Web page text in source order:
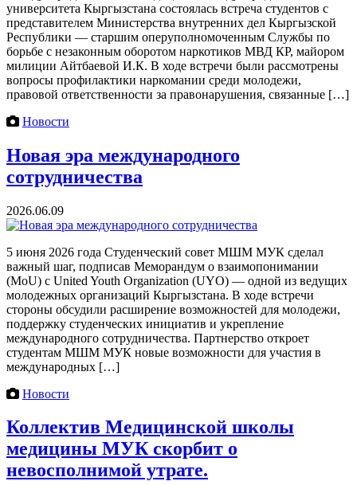
университета Кыргызстана состоялась встреча студентов с
представителем Министерства внутренних дел Кыргызской
Республики — старшим оперуполномоченным Службы по
борьбе с незаконным оборотом наркотиков МВД КР, майором
милиции Айтбаевой И.К. В ходе встречи были рассмотрены
вопросы профилактики наркомании среди молодежи,
правовой ответственности за правонарушения, связанные […]
Новости
Новая эра международного
сотрудничества
2026.06.09
5 июня 2026 года Студенческий совет МШМ МУК сделал
важный шаг, подписав Меморандум о взаимопонимании
(MoU) с United Youth Organization (UYO) — одной из ведущих
молодежных организаций Кыргызстана. В ходе встречи
стороны обсудили расширение возможностей для молодежи,
поддержку студенческих инициатив и укрепление
международного сотрудничества. Партнерство откроет
студентам МШМ МУК новые возможности для участия в
международных […]
Новости
Коллектив Медицинской школы
медицины МУК скорбит о
невосполнимой утрате.